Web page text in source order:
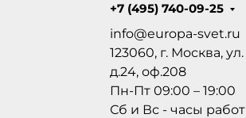
+7 (495) 740-09-25
info@europa-svet.ru
123060, г. Москва,
д.24, оф.208
Пн-Пт 09:00 – 19:00
Сб и Вс - часы